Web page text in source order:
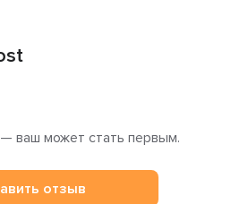
ваш может стать первым.
отзыв